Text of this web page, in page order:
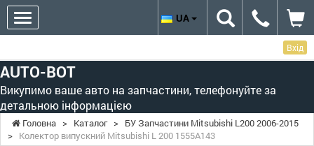
Вхід
AUTO-BOT
Викупимо ваше авто на запчастини, телефонуйте за
детальною інформацією
UA
Головна > Каталог > БУ Запчастини Mitsubishi L200 2006-2015
> Колектор випускний Mitsubishi L 200 1555A143